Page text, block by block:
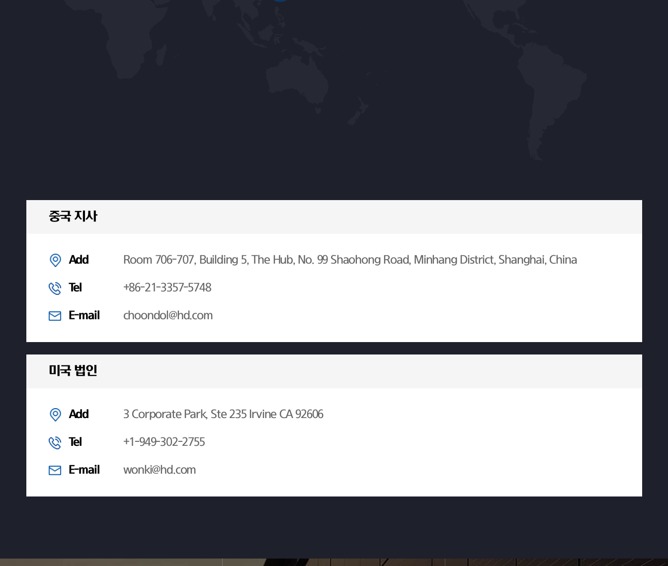
중국 지사
Add Room 706-707, Building 5, The Hub, No. 99 Shaohong Road, Minhang District, Shanghai, China
Tel +86-21-3357-5748
E-mail choondol@hd.com
미국 법인
Add 3 Corporate Park, Ste 235 Irvine CA 92606
Tel +1-949-302-2755
E-mail wonki@hd.com